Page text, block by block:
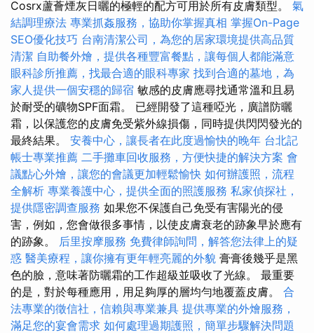
Cosrx蘆薈煙灰日曬的極輕的配方可用於所有皮膚類型。 氣
結調理療法 專業抓姦服務，協助你掌握真相 掌握On-Page
SEO優化技巧 台南清潔公司，為您的居家環境提供高品質
清潔 自助餐外燴，提供各種豐富餐點，讓每個人都能滿意
眼科診所推薦，找最合適的眼科專家 找到合適的墓地，為
家人提供一個安穩的歸宿 敏感的皮膚應尋找通常溫和且易
於耐受的礦物SPF面霜。 已經開發了這種啞光，廣譜防曬
霜，以保護您的皮膚免受紫外線損傷，同時提供閃閃發光的
最終結果。 安養中心，讓長者在此度過愉快的晚年 台北記
帳士專業推薦 二手攤車回收服務，方便快捷的解決方案 會
議點心外燴，讓您的會議更加輕鬆愉快 如何辦護照，流程
全解析 專業養護中心，提供全面的照護服務 私家偵探社，
提供隱密調查服務 如果您不保護自己免受有害陽光的侵
害，例如，您會做很多事情，以使皮膚衰老的跡象早於應有
的跡象。 后里按摩服務 免費律師詢問，解答您法律上的疑
惑 醫美療程，讓你擁有更年輕亮麗的外貌 膏膏後幾乎是黑
色的臉，意味著防曬霜的工作超級並吸收了光線。 最重要
的是，對於每種應用，用足夠厚的層均勻地覆蓋皮膚。 合
法專業的徵信社，信賴與專業兼具 提供專業的外燴服務，
滿足您的宴會需求 如何處理過期護照，簡單步驟解決問題